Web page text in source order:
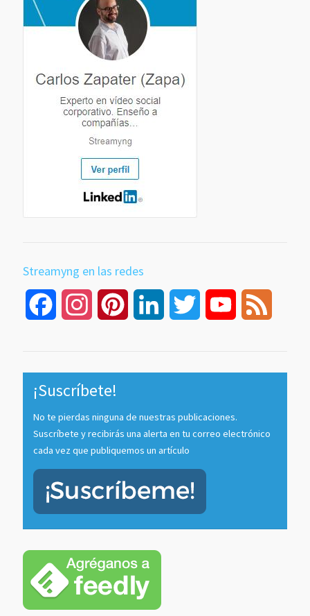
Streamyng en las redes
Facebook InstagramPinterest LinkedIn Twitter YouTube
¡Suscríbete!
No te pierdas ninguna de nuestras publicaciones.
Suscríbete y recibirás una alerta en tu correo electrónico
cada vez que publiquemos un artículo